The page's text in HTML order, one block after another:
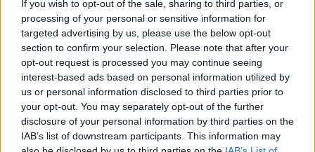
If you wish to opt-out of the sale, sharing to third parties, or
processing of your personal or sensitive information for
targeted advertising by us, please use the below opt-out
section to confirm your selection. Please note that after your
opt-out request is processed you may continue seeing
interest-based ads based on personal information utilized by
us or personal information disclosed to third parties prior to
your opt-out. You may separately opt-out of the further
disclosure of your personal information by third parties on the
IAB’s list of downstream participants. This information may